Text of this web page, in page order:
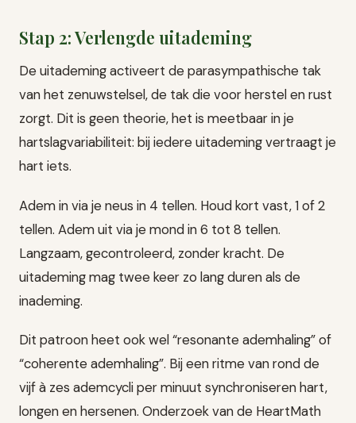
Stap 2: Verlengde uitademing
De uitademing activeert de parasympathische tak
van het zenuwstelsel, de tak die voor herstel en rust
zorgt. Dit is geen theorie, het is meetbaar in je
hartslagvariabiliteit: bij iedere uitademing vertraagt je
hart iets.
Adem in via je neus in 4 tellen. Houd kort vast, 1 of 2
tellen. Adem uit via je mond in 6 tot 8 tellen.
Langzaam, gecontroleerd, zonder kracht. De
uitademing mag twee keer zo lang duren als de
inademing.
Dit patroon heet ook wel “resonante ademhaling” of
“coherente ademhaling”. Bij een ritme van rond de
vijf à zes ademcycli per minuut synchroniseren hart,
longen en hersenen. Onderzoek van de HeartMath